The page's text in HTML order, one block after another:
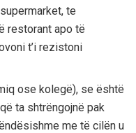
te
restorant apo të
t’i rezistoni
ose kolegë), se është
ta shtrëngojnë pak
me të cilën u